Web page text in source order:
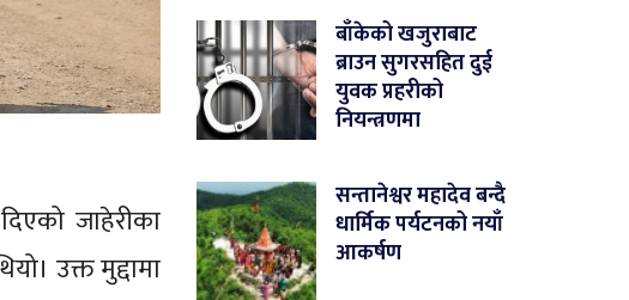
जाहेरीका
उक्त मुद्दामा
बाँकेको खजुराबाट
ब्राउन सुगरसहित दुई
युवक प्रहरीको
नियन्त्रणमा
सन्तानेश्वर महादेव बन्दै
धार्मिक पर्यटनको नयाँ
आकर्षण